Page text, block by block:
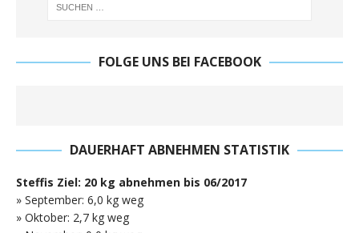
FOLGE UNS BEI FACEBOOK
DAUERHAFT ABNEHMEN STATISTIK
Steffis Ziel: 20 kg abnehmen bis 06/2017
» September: 6,0 kg weg
» Oktober: 2,7 kg weg